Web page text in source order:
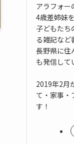
アラフォー
4歳差姉妹
子どもたち
る雑記など
長野県に住
も発信して
2019年2月
て・家事・
す！